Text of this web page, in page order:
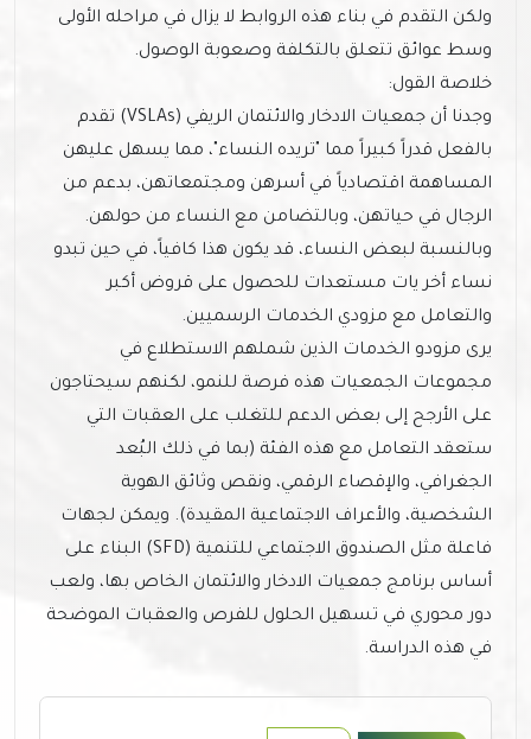
ولكن التقدم في بناء هذه الروابط لا يزال في مراحله الأولى
وسط عوائق تتعلق بالتكلفة وصعوبة الوصول.
خلاصة القول:
وجدنا أن جمعيات الادخار والائتمان الريفي (VSLAs) تقدم
بالفعل قدراً كبيراً مما "تريده النساء"، مما يسهل عليهن
المساهمة اقتصادياً في أسرهن ومجتمعاتهن، بدعم من
الرجال في حياتهن، وبالتضامن مع النساء من حولهن.
وبالنسبة لبعض النساء، قد يكون هذا كافياً، في حين تبدو
نساء أخر يات مستعدات للحصول على قروض أكبر
والتعامل مع مزودي الخدمات الرسميين.
يرى مزودو الخدمات الذين شملهم الاستطلاع في
مجموعات الجمعيات هذه فرصة للنمو، لكنهم سيحتاجون
على الأرجح إلى بعض الدعم للتغلب على العقبات التي
ستعقد التعامل مع هذه الفئة (بما في ذلك البُعد
الجغرافي، والإقصاء الرقمي، ونقص وثائق الهوية
الشخصية، والأعراف الاجتماعية المقيدة). ويمكن لجهات
فاعلة مثل الصندوق الاجتماعي للتنمية (SFD) البناء على
أساس برنامج جمعيات الادخار والائتمان الخاص بها، ولعب
دور محوري في تسهيل الحلول للفرص والعقبات الموضحة
في هذه الدراسة.